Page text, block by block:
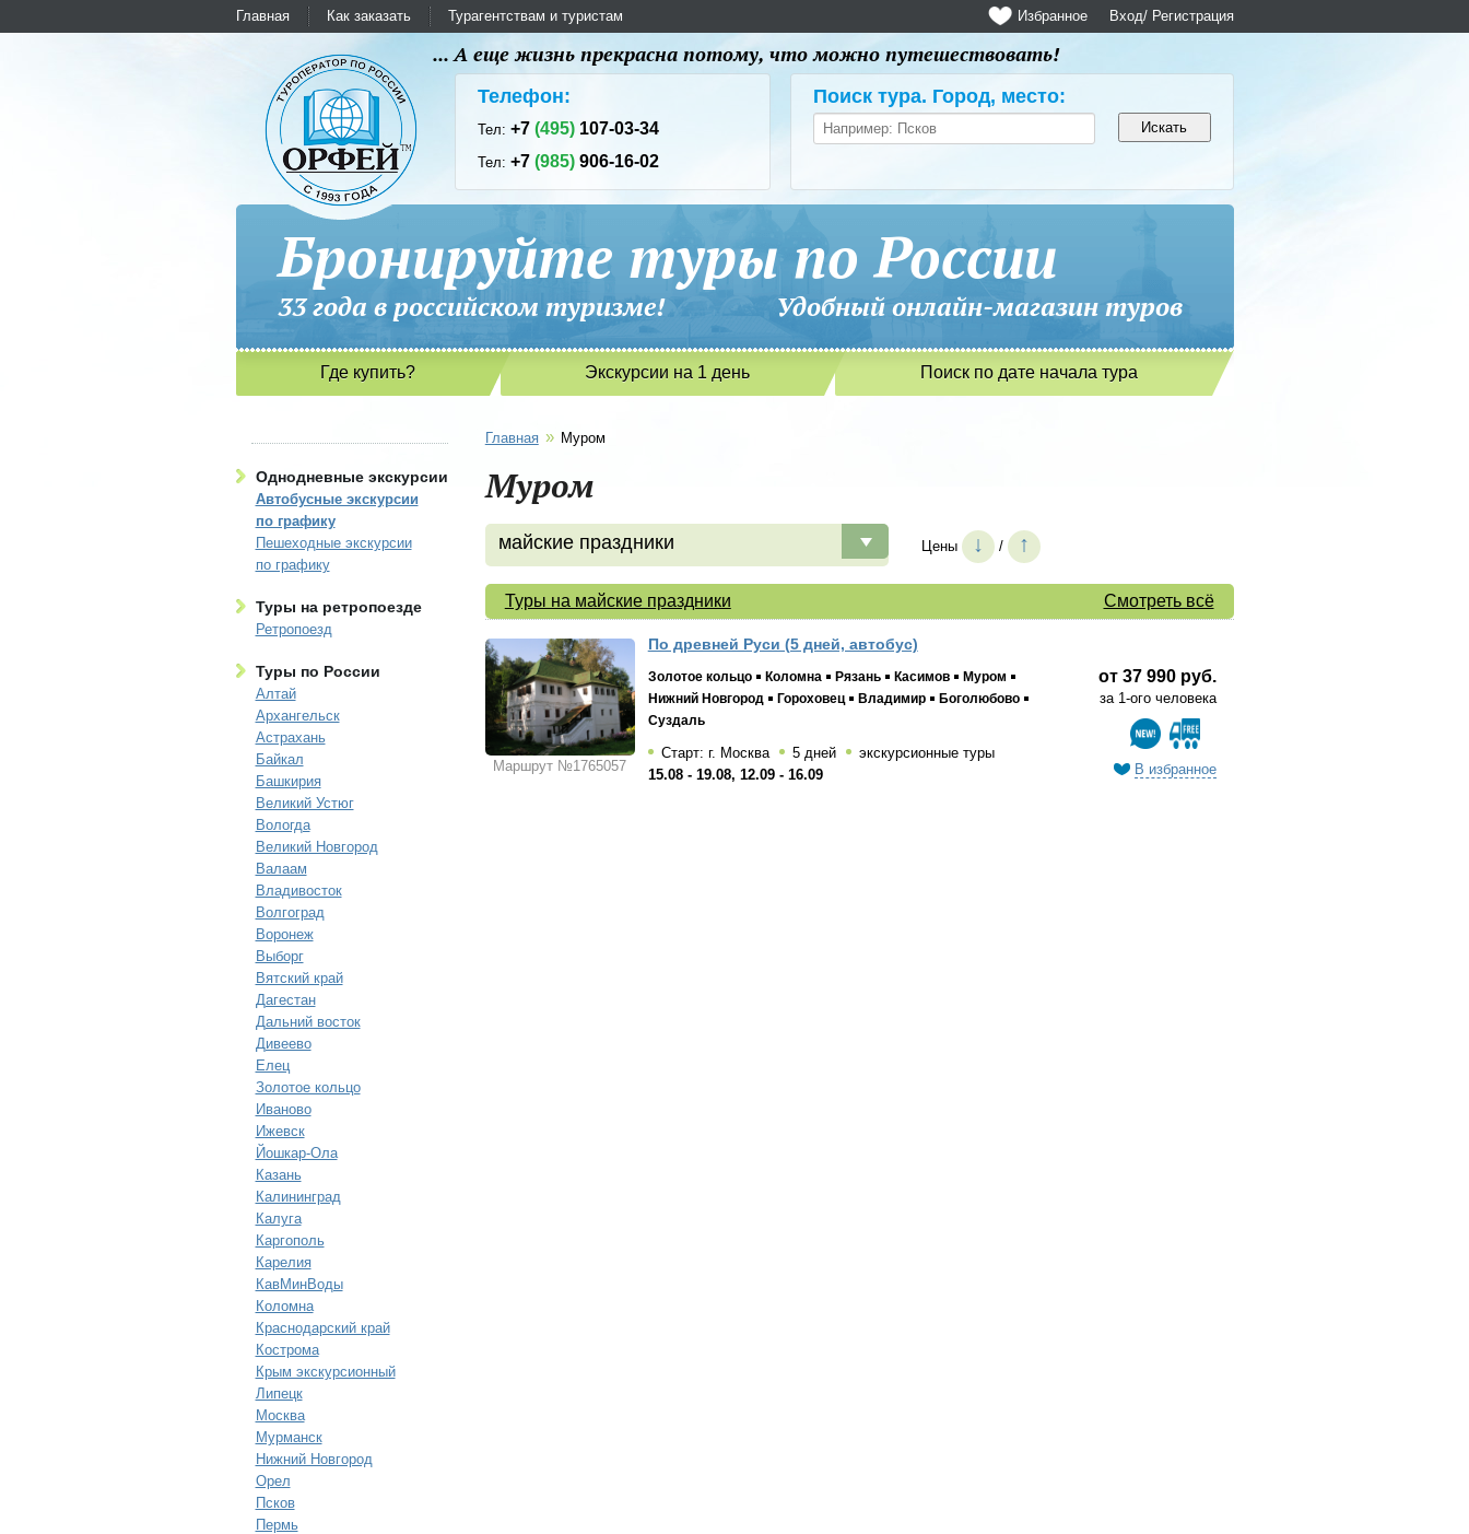
Главная Как заказать Турагентствам и туристам Вход/ Регистрация
Избранное
... А еще жизнь прекрасна потому, что можно путешествовать!
Телефон:
Тел:+7(495) 107-03-34
Тел:+7(985) 906-16-02
Поиск тура. Город, место:
Бронируйте туры по России
33 года в российском туризме! Удобный онлайн-магазин туров
Где купить? Экскурсии на 1 день Поиск по дате начала тура
Однодневные экскурсии
Автобусные экскурсии
по графику
Пешеходные экскурсии
по графику
Туры на ретропоезде
Ретропоезд
Туры по России
Алтай
Архангельск
Астрахань
Байкал
Башкирия
Великий Устюг
Вологда
Великий Новгород
Валаам
Владивосток
Волгоград
Воронеж
Выборг
Вятский край
Дагестан
Дальний восток
Дивеево
Елец
Золотое кольцо
Иваново
Ижевск
Йошкар-Ола
Казань
Калининград
Калуга
Каргополь
Карелия
КавМинВоды
Коломна
Краснодарский край
Кострома
Крым экскурсионный
Липецк
Москва
Мурманск
Нижний Новгород
Орел
Псков
Пермь
Главная » Муром
Муром
майские праздники Цены ↓ / ↑
Туры на майские праздники Смотреть всё
Маршрут №1765057
По древней Руси (5 дней, автобус)
Золотое кольцо Коломна Рязань Касимов
Муром
Нижний Новгород
Гороховец Владимир
Боголюбово
Суздаль
Старт: г. Москва 5 дней
экскурсионные туры
15.08 - 19.08, 12.09 - 16.09
от 37 990 руб.
за 1-ого человека
В избранное